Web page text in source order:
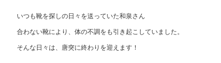
いつも靴を探しの日々を送っていた和泉さん
合わない靴により、体の不調をも引き起こしていました。
そんな日々は、唐突に終わりを迎えます！